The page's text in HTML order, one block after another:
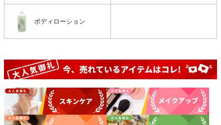
ボディローション